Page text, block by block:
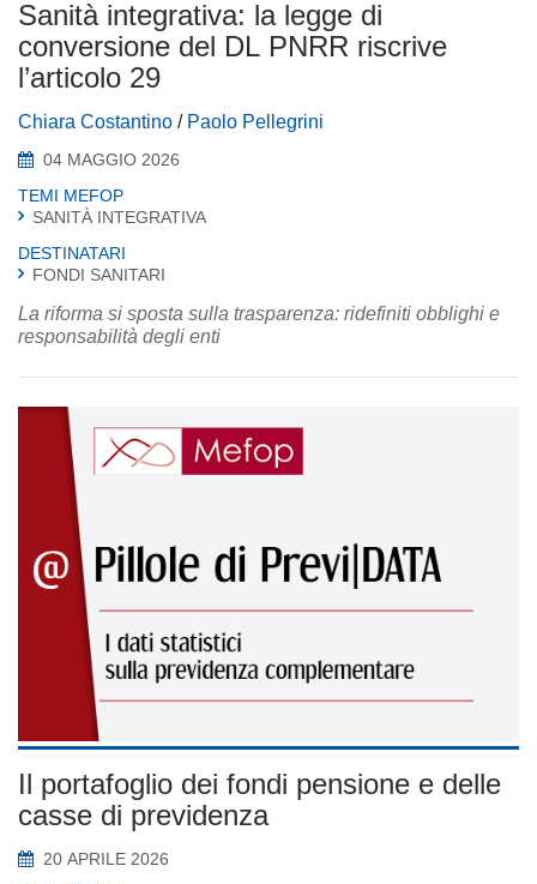
Sanità integrativa: la legge di
conversione del DL PNRR riscrive
l’articolo 29
Chiara Costantino / Paolo Pellegrini
04 MAGGIO 2026
TEMI MEFOP
SANITÀ INTEGRATIVA
DESTINATARI
FONDI SANITARI
La riforma si sposta sulla trasparenza: ridefiniti obblighi e
responsabilità degli enti
Il portafoglio dei fondi pensione e delle
casse di previdenza
20 APRILE 2026